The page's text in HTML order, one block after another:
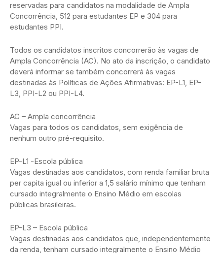
reservadas para candidatos na modalidade de Ampla
Concorrência, 512 para estudantes EP e 304 para
estudantes PPI.
Todos os candidatos inscritos concorrerão às vagas de
Ampla Concorrência (AC). No ato da inscrição, o candidato
deverá informar se também concorrerá às vagas
destinadas às Políticas de Ações Afirmativas: EP-L1, EP-
L3, PPI-L2 ou PPI-L4.
AC – Ampla concorrência
Vagas para todos os candidatos, sem exigência de
nenhum outro pré-requisito.
EP-L1 -Escola pública
Vagas destinadas aos candidatos, com renda familiar bruta
per capita igual ou inferior a 1,5 salário mínimo que tenham
cursado integralmente o Ensino Médio em escolas
públicas brasileiras.
EP-L3 – Escola pública
Vagas destinadas aos candidatos que, independentemente
da renda, tenham cursado integralmente o Ensino Médio